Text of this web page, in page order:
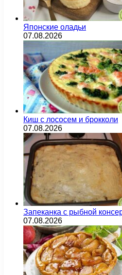
Японские оладьи
07.08.2026
Киш с лососем и брокколи
07.08.2026
Запеканка с рыбной
07.08.2026